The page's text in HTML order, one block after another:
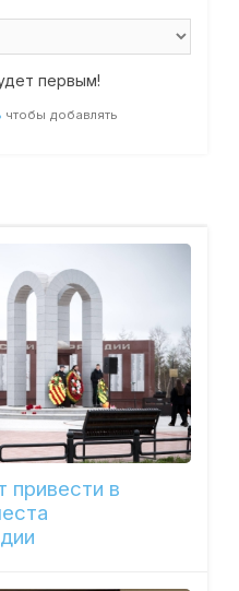
первым!
чтобы добавлять
привести в